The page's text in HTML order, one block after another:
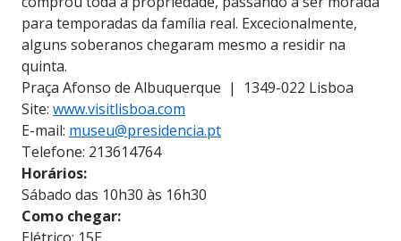
para temporadas da família real. Excecionalmente,
alguns soberanos chegaram mesmo a residir na
quinta.
Praça Afonso de Albuquerque | 1349-022 Lisboa
Site: www.visitlisboa.com
E-mail: museu@presidencia.pt
Telefone: 213614764
Horários:
Sábado das 10h30 às 16h30
Como chegar: